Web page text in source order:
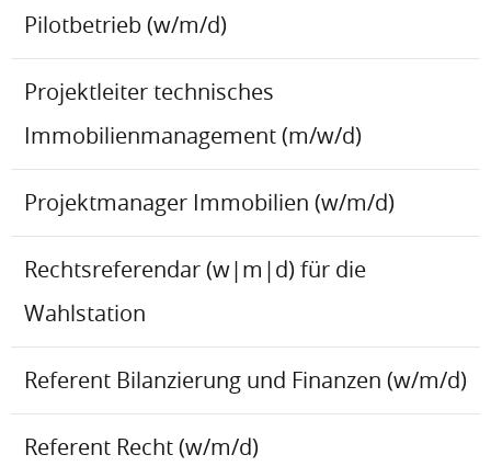
Pilotbetrieb (w/m/d)
Projektleiter technisches
Immobilienmanagement (m/w/d)
Projektmanager Immobilien (w/m/d)
Rechtsreferendar (w|m|d) für die
Wahlstation
Referent Bilanzierung und Finanzen (w/m/d)
Referent Recht (w/m/d)